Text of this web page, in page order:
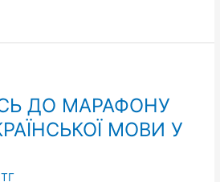
ДО МАРАФОНУ
МОВИ У